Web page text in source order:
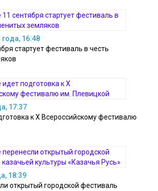
года, 16:48
стартует фестиваль в честь
17:37
к X Всероссийскому фестивалю
18:39
открытый городской фестиваль